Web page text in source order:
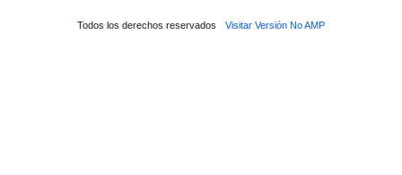
Todos los derechos reservados Visitar Versión No AMP